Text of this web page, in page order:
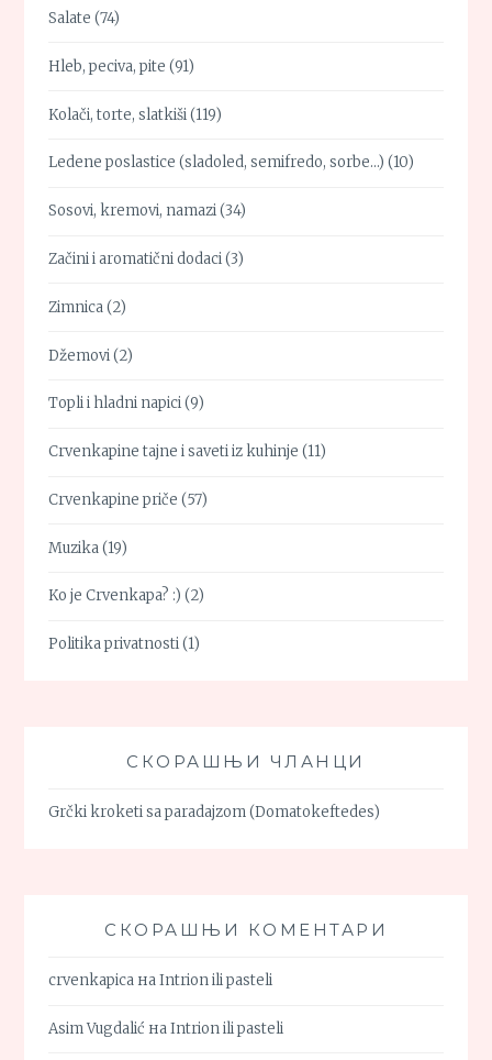
Salate (74)
Hleb, peciva, pite (91)
Kolači, torte, slatkiši(119)
Ledene poslastice (sladoled, semifredo, sorbe…) (10)
Sosovi, kremovi, namazi(34)
Začini i aromatični dodaci(3)
Zimnica(2)
Džemovi(2)
Topli i hladni napici(9)
Crvenkapine tajne i saveti iz kuhinje (11)
Crvenkapine priče (57)
Muzika(19)
Ko je Crvenkapa? :) (2)
Politika privatnosti(1)
СКОРАШЊИ ЧЛАНЦИ
Grčki kroketi sa paradajzom (Domatokeftedes)
СКОРАШЊИ КОМЕНТАРИ
crvenkapica наIntrion ili pasteli
Asim Vugdalić наIntrion ili pasteli